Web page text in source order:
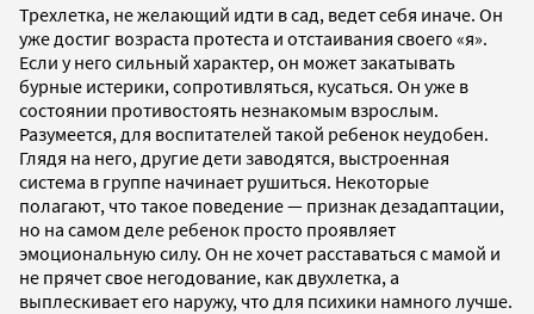
Трехлетка, не желающий идти в сад, ведет себя иначе. Он
уже достиг возраста протеста и отстаивания своего «я».
Если у него сильный характер, он может закатывать
бурные истерики, сопротивляться, кусаться. Он уже в
состоянии противостоять незнакомым взрослым.
Разумеется, для воспитателей такой ребенок неудобен.
Глядя на него, другие дети заводятся, выстроенная
система в группе начинает рушиться. Некоторые
полагают, что такое поведение — признак дезадаптации,
но на самом деле ребенок просто проявляет
эмоциональную силу. Он не хочет расставаться с мамой и
не прячет свое негодование, как двухлетка, а
выплескивает его наружу, что для психики намного лучше.